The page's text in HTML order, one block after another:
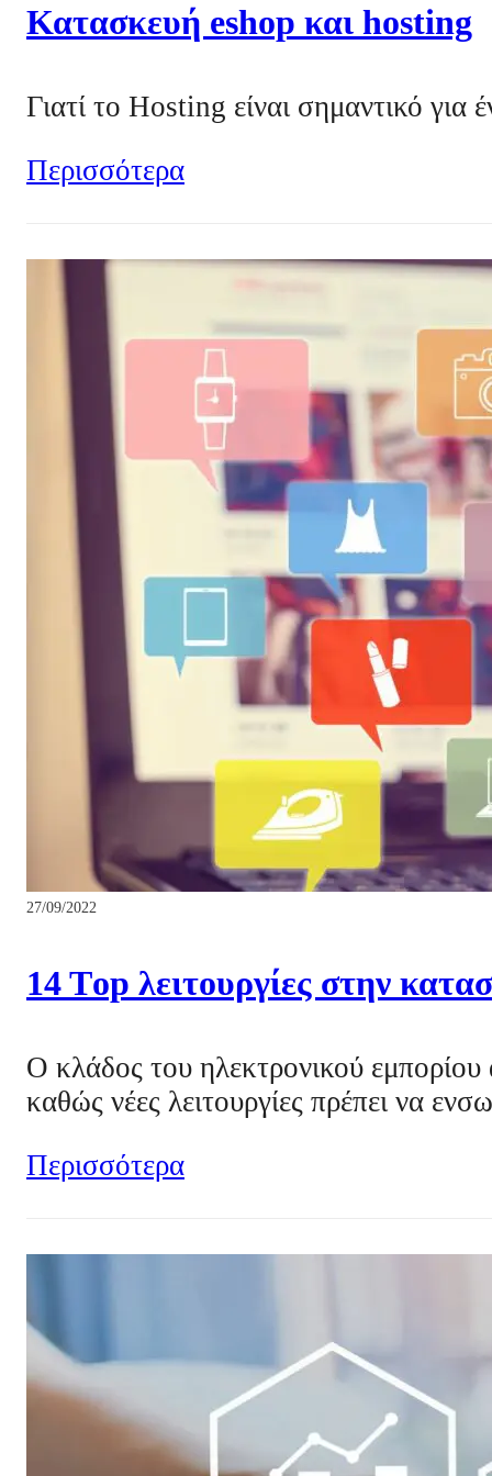
Κατασκευή eshop και hosting
Γιατί το Hosting είναι σημαντικό για
Περισσότερα
27/09/2022
14 Τop λειτουργίες στην
Ο κλάδος του ηλεκτρονικού
καθώς νέες λειτουργίες πρέπει να
Περισσότερα